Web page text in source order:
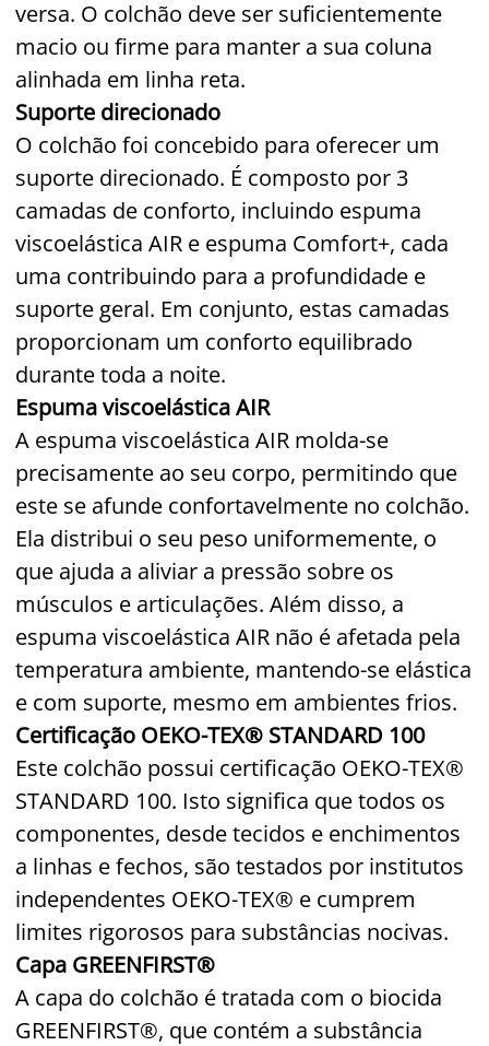
versa. O colchão deve ser suficientemente
macio ou firme para manter a sua coluna
alinhada em linha reta.
Suporte direcionado
O colchão foi concebido para oferecer um
suporte direcionado. É composto por 3
camadas de conforto, incluindo espuma
viscoelástica AIR e espuma Comfort+, cada
uma contribuindo para a profundidade e
suporte geral. Em conjunto, estas camadas
proporcionam um conforto equilibrado
durante toda a noite.
Espuma viscoelástica AIR
A espuma viscoelástica AIR molda-se
precisamente ao seu corpo, permitindo que
este se afunde confortavelmente no colchão.
Ela distribui o seu peso uniformemente, o
que ajuda a aliviar a pressão sobre os
músculos e articulações. Além disso, a
espuma viscoelástica AIR não é afetada pela
temperatura ambiente, mantendo-se elástica
e com suporte, mesmo em ambientes frios.
Certificação OEKO-TEX® STANDARD 100
Este colchão possui certificação OEKO-TEX®
STANDARD 100. Isto significa que todos os
componentes, desde tecidos e enchimentos
a linhas e fechos, são testados por institutos
independentes OEKO-TEX® e cumprem
limites rigorosos para substâncias nocivas.
Capa GREENFIRST®
A capa do colchão é tratada com o biocida
GREENFIRST®, que contém a substância